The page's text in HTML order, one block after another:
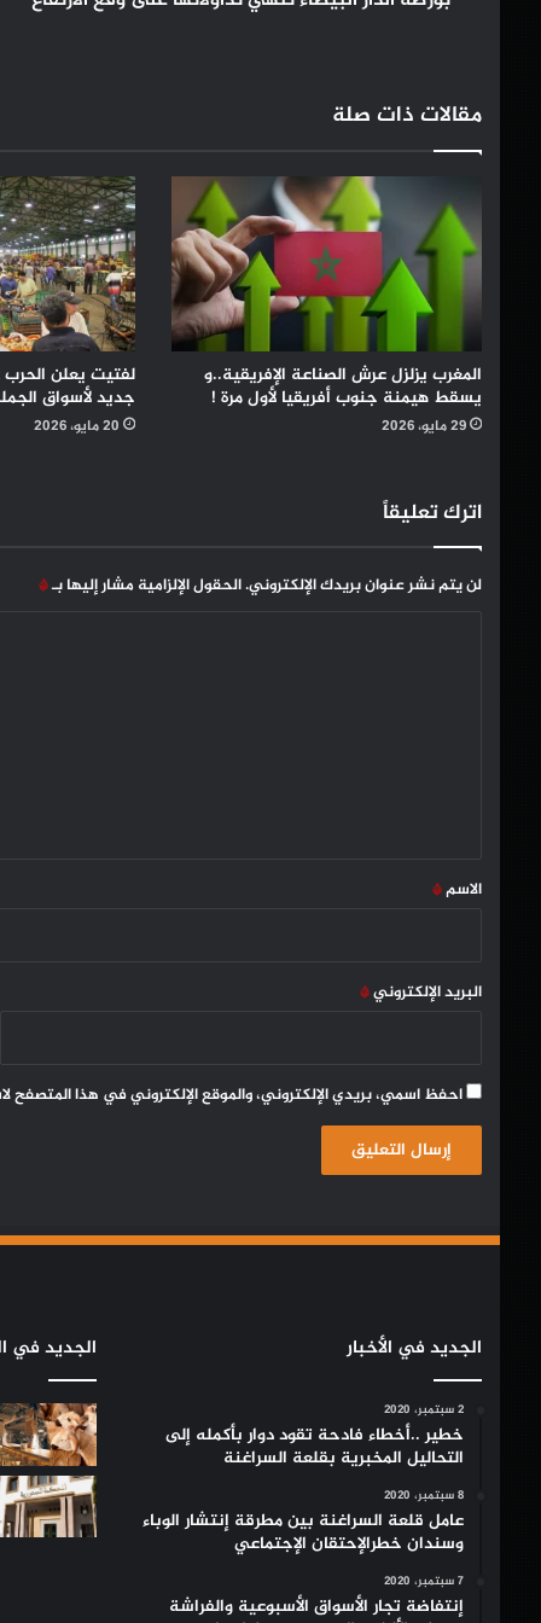
مقالات ذات صلة
المغرب يزلزل عرش الصناعة الإفريقية..و
يسقط هيمنة جنوب أفريقيا لأول مرة !
29 مايو، 2026
لفتيت يعلن الحرب
جديد لأسواق
20 مايو، 2026
اترك تعليقاً
لن يتم نشر عنوان بريدك الإلكتروني.الحقول الإلزامية مشار إليها بـ*
*
الاسم*
البريد الإلكتروني*
احفظ اسمي، بريدي الإلكتروني، والموقع الإلكتروني في هذا المتصفح
الجديد في الأخبار
2 سبتمبر، 2020
خطير ..أخطاء فادحة تقود دوار بأكمله إلى
التحاليل المخبرية بقلعة السراغنة
8 سبتمبر، 2020
عامل قلعة السراغنة بين مطرقة إنتشار الوباء
وسندان خطرالإحتقان الإجتماعي
7 سبتمبر، 2020
إنتفاضة تجار الأسواق الأسبوعية والفراشة
الجديد في